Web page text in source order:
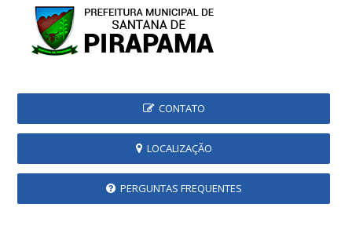
CONTATO
LOCALIZAÇÃO
PERGUNTAS FREQUENTES